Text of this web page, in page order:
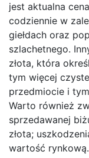
jest aktualna
codziennie w
giełdach oraz
szlachetnego.
złota, która
tym więcej
przedmiocie i
Warto również
sprzedawanej
złota;
wartość